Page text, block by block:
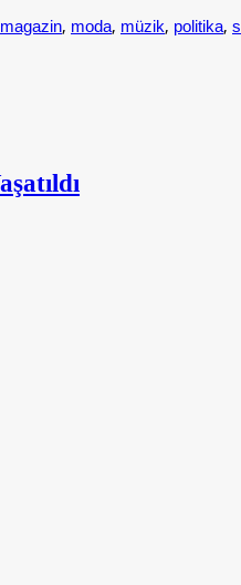
magazin, moda, müzik, politika,